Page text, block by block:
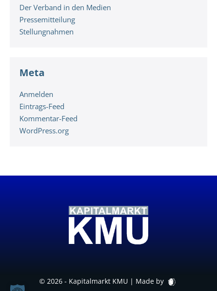
Der Verband in den Medien
Pressemitteilung
Stellungnahmen
Meta
Anmelden
Eintrags-Feed
Kommentar-Feed
WordPress.org
© 2026 - Kapitalmarkt KMU | Made by